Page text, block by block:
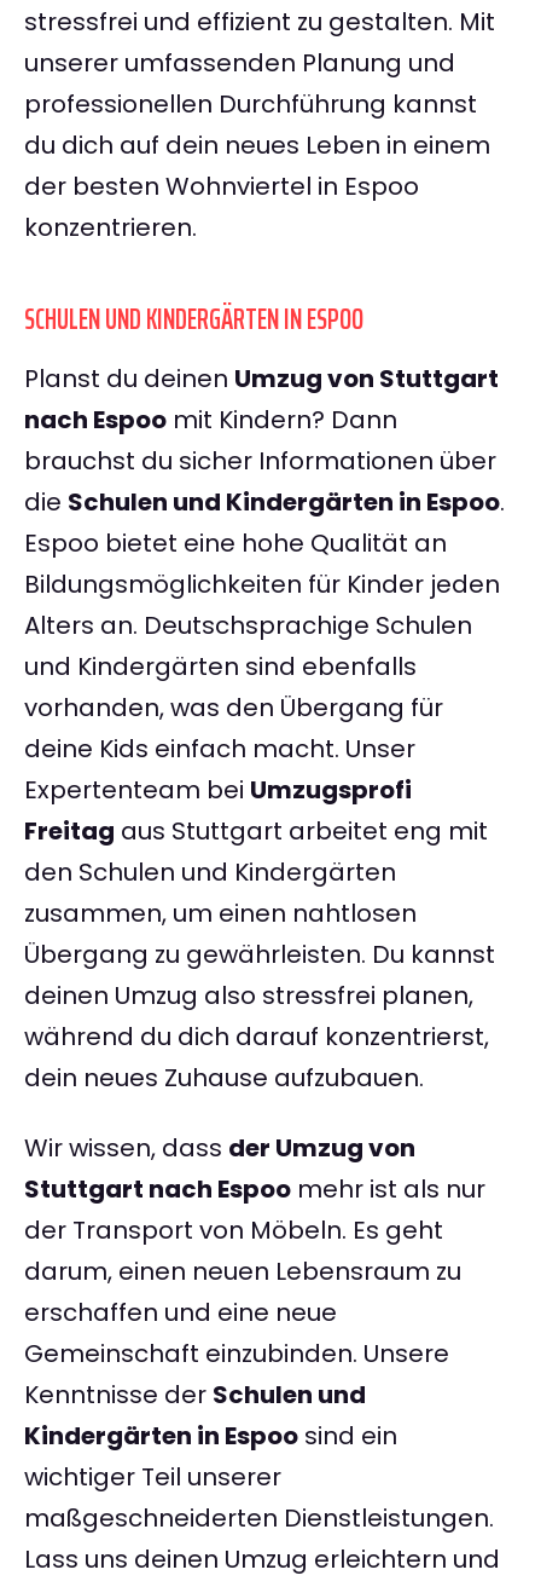
stressfrei und effizient zu gestalten. Mit
unserer umfassenden Planung und
professionellen Durchführung kannst
du dich auf dein neues Leben in einem
der besten Wohnviertel in Espoo
konzentrieren.
SCHULEN UND KINDERGÄRTEN IN ESPOO
Planst du deinen Umzug von Stuttgart
nach Espoo mit Kindern? Dann
brauchst du sicher Informationen über
die Schulen und Kindergärten in Espoo.
Espoo bietet eine hohe Qualität an
Bildungsmöglichkeiten für Kinder jeden
Alters an. Deutschsprachige Schulen
und Kindergärten sind ebenfalls
vorhanden, was den Übergang für
deine Kids einfach macht. Unser
Expertenteam bei Umzugsprofi
Freitag aus Stuttgart arbeitet eng mit
den Schulen und Kindergärten
zusammen, um einen nahtlosen
Übergang zu gewährleisten. Du kannst
deinen Umzug also stressfrei planen,
während du dich darauf konzentrierst,
dein neues Zuhause aufzubauen.
Wir wissen, dass der Umzug von
Stuttgart nach Espoo mehr ist als nur
der Transport von Möbeln. Es geht
darum, einen neuen Lebensraum zu
erschaffen und eine neue
Gemeinschaft einzubinden. Unsere
Kenntnisse der Schulen und
Kindergärten in Espoo sind ein
wichtiger Teil unserer
maßgeschneiderten Dienstleistungen.
Lass uns deinen Umzug erleichtern und